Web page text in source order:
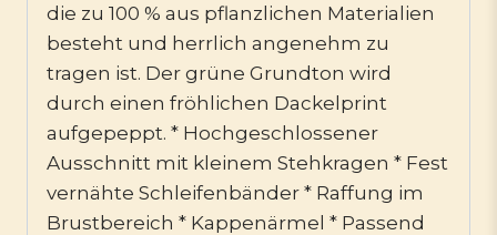
die zu 100 % aus pflanzlichen Materialien
besteht und herrlich angenehm zu
tragen ist. Der grüne Grundton wird
durch einen fröhlichen Dackelprint
aufgepeppt. * Hochgeschlossener
Ausschnitt mit kleinem Stehkragen * Fest
vernähte Schleifenbänder * Raffung im
Brustbereich * Kappenärmel * Passend